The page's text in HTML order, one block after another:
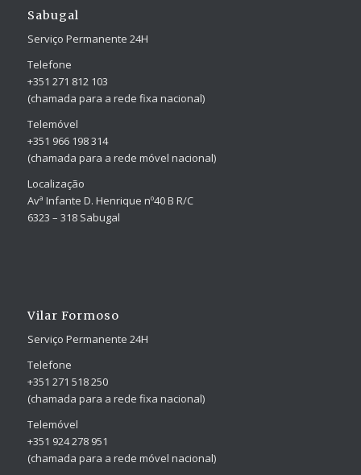
Sabugal
Serviço Permanente 24H
Telefone
+351 271 812 103
(chamada para a rede fixa nacional)
Telemóvel
+351 966 198 314
(chamada para a rede móvel nacional)
Localização
Avª Infante D. Henrique nº40 B R/C
6323 – 318 Sabugal
Vilar Formoso
Serviço Permanente 24H
Telefone
+351 271 518 250
(chamada para a rede fixa nacional)
Telemóvel
+351 924 278 951
(chamada para a rede móvel nacional)